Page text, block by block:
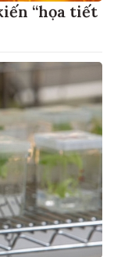
“họa tiết